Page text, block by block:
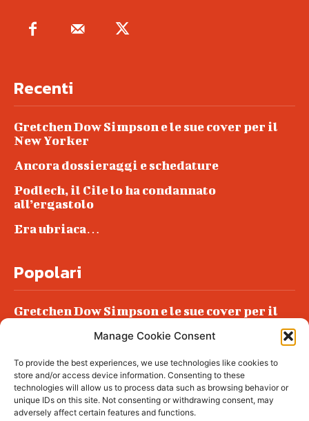
Manage Cookie Consent
To provide the best experiences, we use technologies like cookies to
store and/or access device information. Consenting to these
technologies will allow us to process data such as browsing behavior or
unique IDs on this site. Not consenting or withdrawing consent, may
adversely affect certain features and functions.
Recenti
Gretchen Dow Simpson e le sue cover per il
New Yorker
Ancora dossieraggi e schedature
Podlech, il Cile lo ha condannato
all’ergastolo
Era ubriaca…
Popolari
Gretchen Dow Simpson e le sue cover per il
Podlech, il Cile lo ha condannato
all’ergastolo
Era ubriaca…